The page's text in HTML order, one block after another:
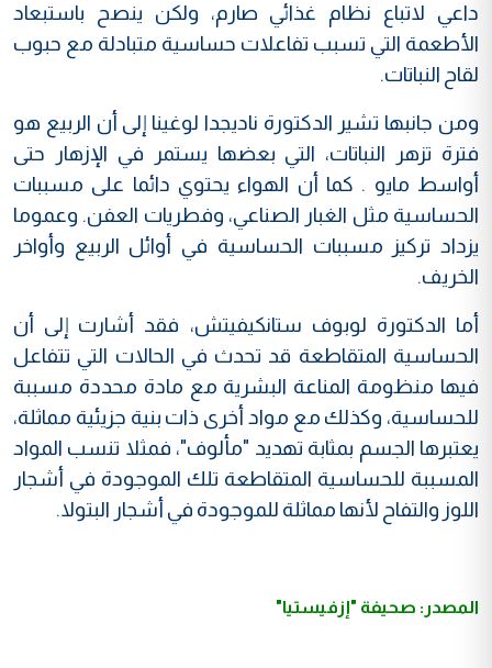
داعي لاتباع نظام غذائي صارم، ولكن ينصح باستبعاد
الأطعمة التي تسبب تفاعلات حساسية متبادلة مع حبوب
لقاح النباتات.
ومن جانبها تشير الدكتورة ناديجدا لوغينا إلى أن الربيع هو
فترة تزهر النباتات، التي بعضها يستمر في الإزهار حتى
أواسط مايو . كما أن الهواء يحتوي دائما على مسببات
الحساسية مثل الغبار الصناعي، وفطريات العفن. وعموما
يزداد تركيز مسببات الحساسية في أوائل الربيع وأواخر
الخريف.
أما الدكتورة لوبوف ستانكيفيتش، فقد أشارت إلى أن
الحساسية المتقاطعة قد تحدث في الحالات التي تتفاعل
فيها منظومة المناعة البشرية مع مادة محددة مسببة
للحساسية، وكذلك مع مواد أخرى ذات بنية جزيئية مماثلة،
يعتبرها الجسم بمثابة تهديد "مألوف"، فمثلا تنسب المواد
المسببة للحساسية المتقاطعة تلك الموجودة في أشجار
اللوز والتفاح لأنها مماثلة للموجودة في أشجار البتولا.
المصدر: صحيفة "إزفيستيا"